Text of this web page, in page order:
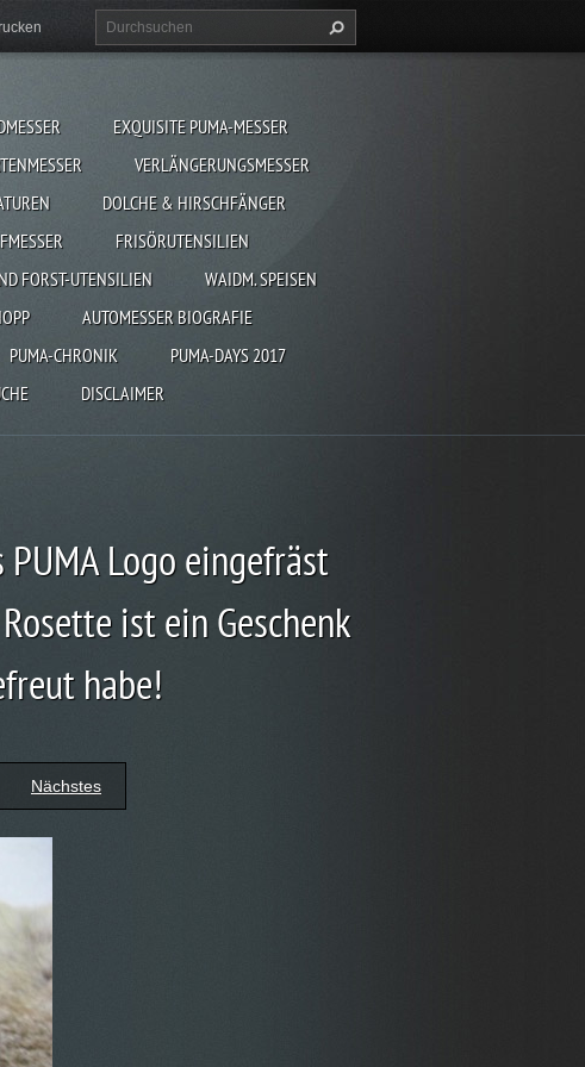
EXQUISITE PUMA-MESSER
VERLÄNGERUNGSMESSER
DOLCHE & HIRSCHFÄNGER
FRISÖRUTENSILIEN
FORST-UTENSILIEN
WAIDM. SPEISEN
AUTOMESSER BIOGRAFIE
PUMA-CHRONIK
PUMA-DAYS 2017
DISCLAIMER
Logo eingefräst
ist ein Geschenk
habe!
Nächstes